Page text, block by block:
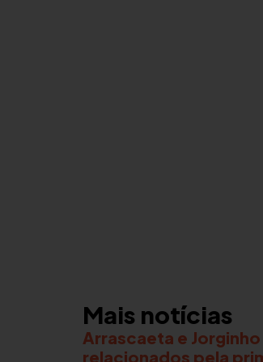
Mais notícias
Arrascaeta e
relacionados pela